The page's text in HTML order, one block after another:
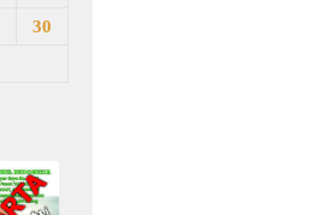
30